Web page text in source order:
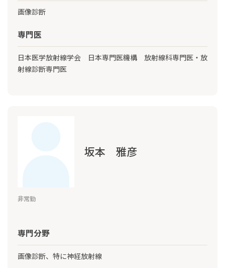
画像診断
専門医
日本医学放射線学会 日本専門医機構 放射線科専門医・放
射線診断専門医
坂本 雅彦
非常勤
専門分野
画像診断、特に神経放射線